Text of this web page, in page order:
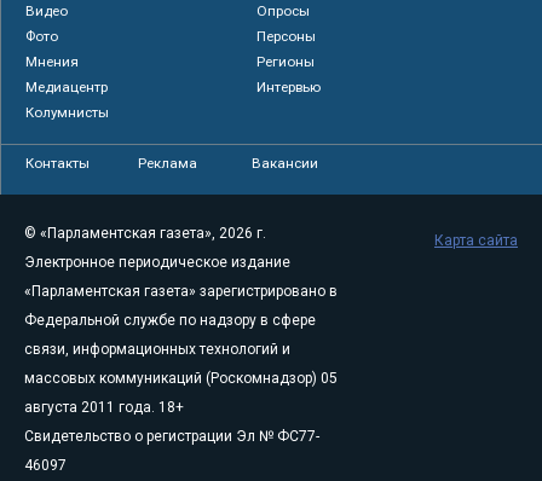
Видео
Опросы
Фото
Персоны
Мнения
Регионы
Медиацентр
Интервью
Колумнисты
Контакты Реклама Вакансии
© «Парламентская газета», 2026 г.
Электронное периодическое издание
«Парламентская газета» зарегистрировано в
Федеральной службе по надзору в сфере
связи, информационных технологий и
массовых коммуникаций (Роскомнадзор) 05
августа 2011 года. 18+
Свидетельство о регистрации Эл № ФС77-
46097
Карта сайта